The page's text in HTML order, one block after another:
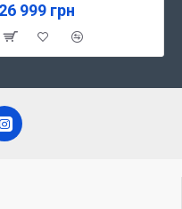
26 999 грн